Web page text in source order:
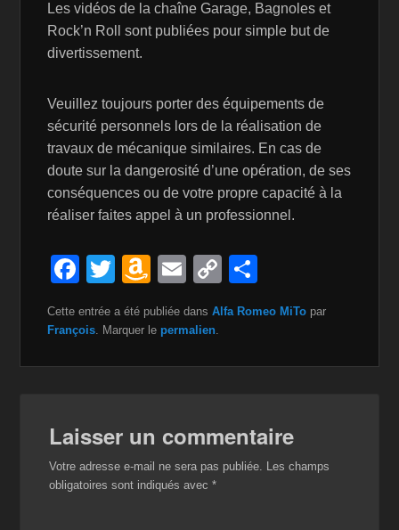
Les vidéos de la chaîne Garage, Bagnoles et
Rock’n Roll sont publiées pour simple but de
divertissement.
Veuillez toujours porter des équipements de
sécurité personnels lors de la réalisation de
travaux de mécanique similaires. En cas de
doute sur la dangerosité d’une opération, de ses
conséquences ou de votre propre capacité à la
réaliser faites appel à un professionnel.
F
c
o
k
T
wi
tt
A
m
a
W
is
h
E
m
ail
C
o
p
k
ar
ta
Cette entrée a été publiée dansAlfa Romeo MiTo par
François. Marquer le permalien.
Laisser un commentaire
Votre adresse e-mail ne sera pas publiée. Les champs
obligatoires sont indiqués avec*